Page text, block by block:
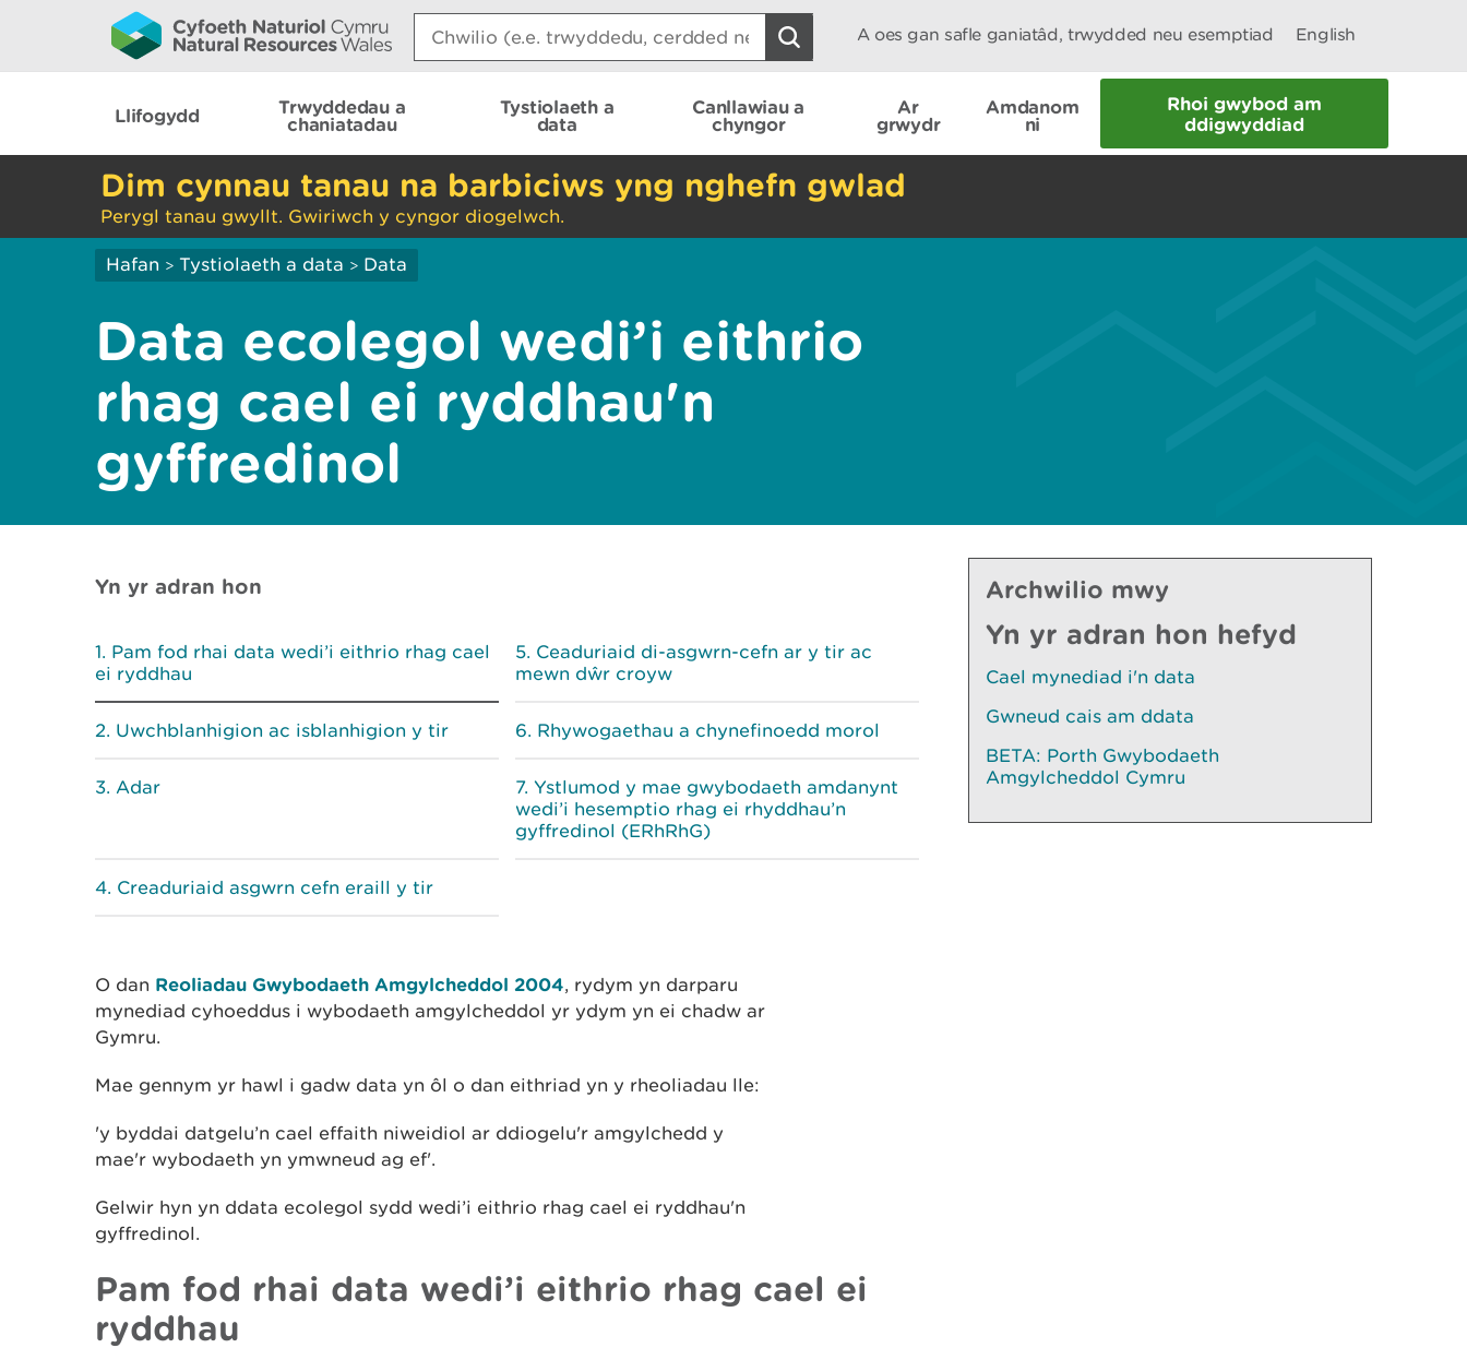
Search:
A oes gan safle ganiatâd, trwydded neu esemptiad English
Llifogydd
Trwyddedau a
chaniatadau
Tystiolaeth a
data
Canllawiau a
chyngor
Ar
grwydr
Amdanom
ni
Rhoi gwybod am
ddigwyddiad
Dim cynnau tanau na barbiciws yng nghefn gwlad
Perygl tanau gwyllt. Gwiriwch y cyngor diogelwch.
Hafan > Tystiolaeth a data > Data
Data ecolegol wedi’i eithrio
rhag cael ei ryddhau'n
gyffredinol
Yn yr adran hon
Pam fod rhai data wedi’i eithrio rhag cael
ei ryddhau
Uwchblanhigion ac isblanhigion y tir
Adar
Creaduriaid asgwrn cefn eraill y tir
Ceaduriaid di-asgwrn-cefn ar y tir ac
mewn dŵr croyw
Rhywogaethau a chynefinoedd morol
Ystlumod y mae gwybodaeth amdanynt
wedi’i hesemptio rhag ei rhyddhau’n
gyffredinol (ERhRhG)
O dan Reoliadau Gwybodaeth Amgylcheddol 2004, rydym yn darparu
mynediad cyhoeddus i wybodaeth amgylcheddol yr ydym yn ei chadw ar
Gymru.
Mae gennym yr hawl i gadw data yn ôl o dan eithriad yn y rheoliadau lle:
'y byddai datgelu’n cael effaith niweidiol ar ddiogelu'r amgylchedd y
mae'r wybodaeth yn ymwneud ag ef'.
Gelwir hyn yn ddata ecolegol sydd wedi’i eithrio rhag cael ei ryddhau'n
gyffredinol.
Pam fod rhai data wedi’i eithrio rhag cael ei
ryddhau
Archwilio mwy
Yn yr adran hon hefyd
Cael mynediad i'n data
Gwneud cais am ddata
BETA: Porth Gwybodaeth
Amgylcheddol Cymru